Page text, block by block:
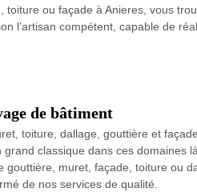
toiture ou façade à Anieres, vous
l’artisan compétent, capable de
de bâtiment
toiture, dallage, gouttière et
classique dans ces domaines
muret, façade, toiture ou
de nos services de qualité.